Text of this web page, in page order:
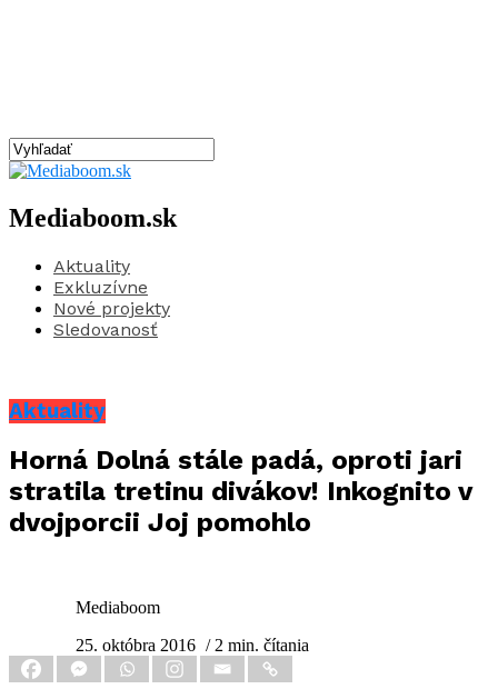
Mediaboom.sk
Aktuality
Exkluzívne
Nové projekty
Sledovanosť
Aktuality
Horná Dolná stále padá, oproti jari
stratila tretinu divákov! Inkognito v
dvojporcii Joj pomohlo
Mediaboom
25. októbra 2016 / 2 min. čítania